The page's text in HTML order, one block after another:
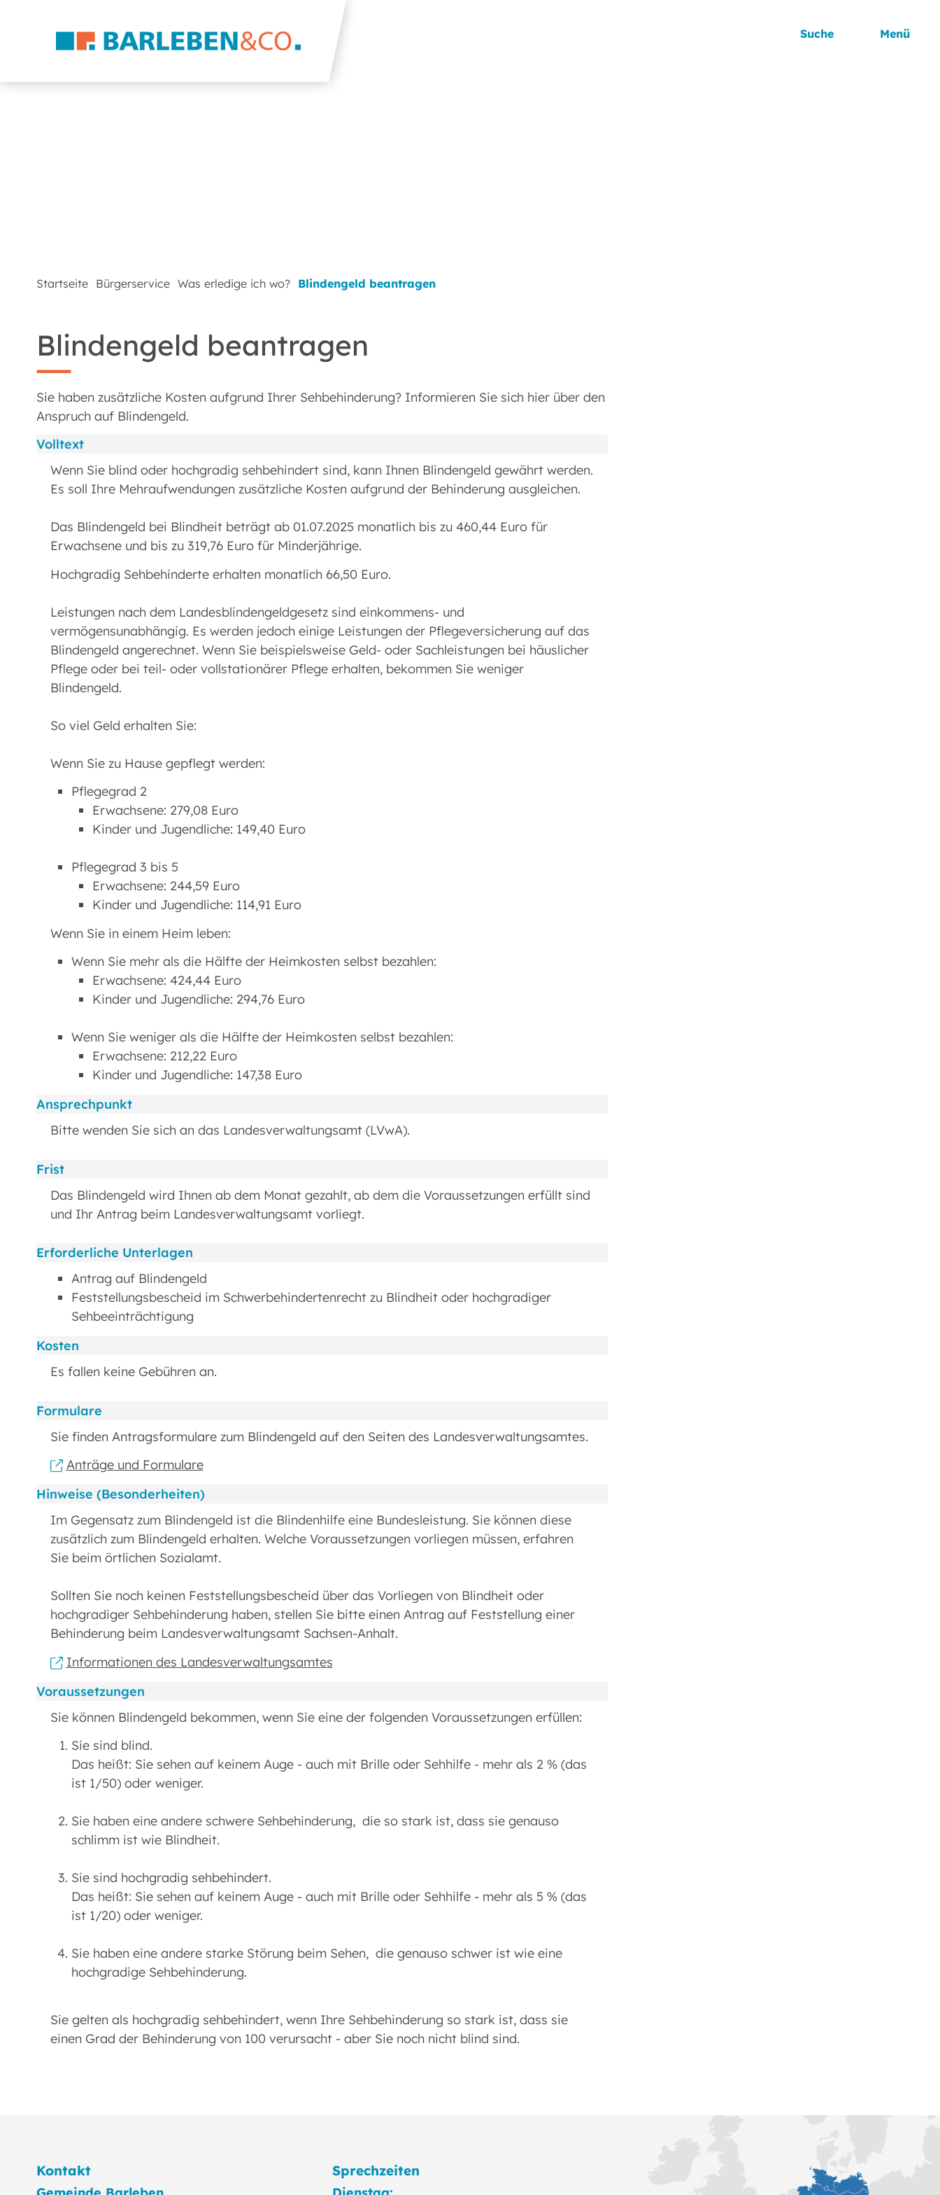
Suche Menü
Startseite Bürgerservice Was erledige ich wo? Blindengeld beantragen
Blindengeld beantragen
Sie haben zusätzliche Kosten aufgrund Ihrer Sehbehinderung? Informieren Sie sich hier über den
Anspruch auf Blindengeld.
Volltext
Wenn Sie blind oder hochgradig sehbehindert sind, kann Ihnen Blindengeld gewährt werden.
Es soll Ihre Mehraufwendungen zusätzliche Kosten aufgrund der Behinderung ausgleichen.
Das Blindengeld bei Blindheit beträgt ab 01.07.2025 monatlich bis zu 460,44 Euro für
Erwachsene und bis zu 319,76 Euro für Minderjährige.
Hochgradig Sehbehinderte erhalten monatlich 66,50 Euro.
Leistungen nach dem Landesblindengeldgesetz sind einkommens- und
vermögensunabhängig. Es werden jedoch einige Leistungen der Pflegeversicherung auf das
Blindengeld angerechnet. Wenn Sie beispielsweise Geld- oder Sachleistungen bei häuslicher
Pflege oder bei teil- oder vollstationärer Pflege erhalten, bekommen Sie weniger
Blindengeld.
So viel Geld erhalten Sie:
Wenn Sie zu Hause gepflegt werden:
Pflegegrad 2
Erwachsene: 279,08 Euro
Kinder und Jugendliche: 149,40 Euro
Pflegegrad 3 bis 5
Erwachsene: 244,59 Euro
Kinder und Jugendliche: 114,91 Euro
Wenn Sie in einem Heim leben:
Wenn Sie mehr als die Hälfte der Heimkosten selbst bezahlen:
Erwachsene: 424,44 Euro
Kinder und Jugendliche: 294,76 Euro
Wenn Sie weniger als die Hälfte der Heimkosten selbst bezahlen:
Erwachsene: 212,22 Euro
Kinder und Jugendliche: 147,38 Euro
Ansprechpunkt
Bitte wenden Sie sich an das Landesverwaltungsamt (LVwA).
Frist
Das Blindengeld wird Ihnen ab dem Monat gezahlt, ab dem die Voraussetzungen erfüllt sind
und Ihr Antrag beim Landesverwaltungsamt vorliegt.
Erforderliche Unterlagen
Antrag auf Blindengeld
Feststellungsbescheid im Schwerbehindertenrecht zu Blindheit oder hochgradiger
Sehbeeinträchtigung
Kosten
Es fallen keine Gebühren an.
Formulare
Sie finden Antragsformulare zum Blindengeld auf den Seiten des Landesverwaltungsamtes.
Anträge und Formulare
Hinweise (Besonderheiten)
Im Gegensatz zum Blindengeld ist die Blindenhilfe eine Bundesleistung. Sie können diese
zusätzlich zum Blindengeld erhalten. Welche Voraussetzungen vorliegen müssen, erfahren
Sie beim örtlichen Sozialamt.
Sollten Sie noch keinen Feststellungsbescheid über das Vorliegen von Blindheit oder
hochgradiger Sehbehinderung haben, stellen Sie bitte einen Antrag auf Feststellung einer
Behinderung beim Landesverwaltungsamt Sachsen-Anhalt.
Informationen des Landesverwaltungsamtes
Voraussetzungen
Sie können Blindengeld bekommen, wenn Sie eine der folgenden Voraussetzungen erfüllen:
Sie sind blind.
Das heißt: Sie sehen auf keinem Auge - auch mit Brille oder Sehhilfe - mehr als 2 % (das
ist 1/50) oder weniger.
Sie haben eine andere schwere Sehbehinderung, die so stark ist, dass sie genauso
schlimm ist wie Blindheit.
Sie sind hochgradig sehbehindert.
Das heißt: Sie sehen auf keinem Auge - auch mit Brille oder Sehhilfe - mehr als 5 % (das
ist 1/20) oder weniger.
Sie haben eine andere starke Störung beim Sehen, die genauso schwer ist wie eine
hochgradige Sehbehinderung.
Sie gelten als hochgradig sehbehindert, wenn Ihre Sehbehinderung so stark ist, dass sie
einen Grad der Behinderung von 100 verursacht - aber Sie noch nicht blind sind.
Kontakt Sprechzeiten